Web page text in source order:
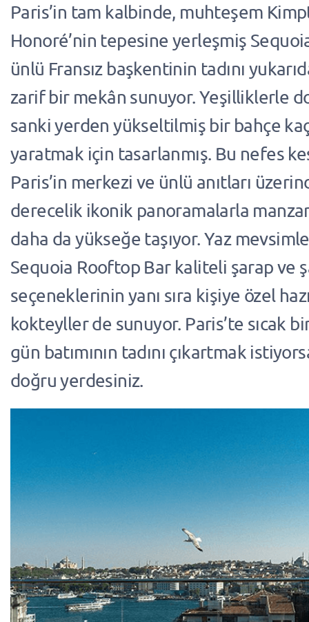
Paris’in tam kalbinde, muhteşem
Honoré’nin tepesine yerleşmiş
ünlü Fransız başkentinin tadını
zarif bir mekân sunuyor. Yeşilliklerle
sanki yerden yükseltilmiş bir bahçe
yaratmak için tasarlanmış. Bu nefes
Paris’in merkezi ve ünlü anıtları
derecelik ikonik panoramalarla
daha da yükseğe taşıyor. Yaz
Sequoia Rooftop Bar kaliteli şarap ve
seçeneklerinin yanı sıra kişiye özel
kokteyller de sunuyor. Paris’te sıcak
gün batımının tadını çıkartmak
doğru yerdesiniz.